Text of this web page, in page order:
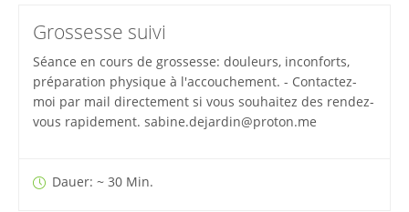
Grossesse suivi
Séance en cours de grossesse: douleurs, inconforts,
préparation physique à l'accouchement. - Contactez-
moi par mail directement si vous souhaitez des rendez-
vous rapidement. sabine.dejardin@proton.me
Dauer: ~ 30 Min.